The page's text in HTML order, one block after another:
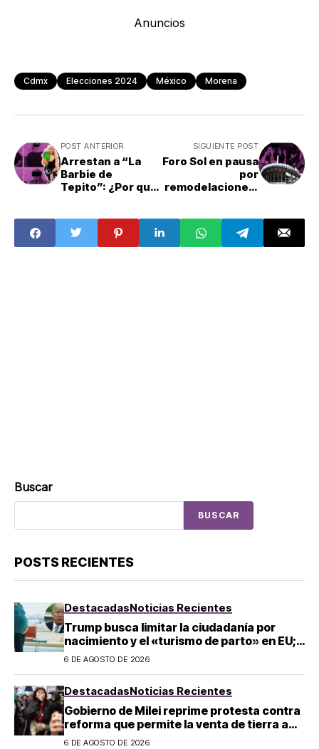
Anuncios
Cdmx Elecciones 2024 México Morena
POST ANTERIOR
Arrestan a “La
Barbie de
Tepito”: ¿Por qué
SIGUIENTE POST
Foro Sol en pausa
por
remodelaciones:
transaladarán los
conciertos
Buscar
BUSCAR
POSTS RECIENTES
DestacadasNoticias Recientes
Trump busca limitar la ciudadanía por
nacimiento y el «turismo de parto» en EU;
¿a quién afecta?
6 DE AGOSTO DE 2026
DestacadasNoticias Recientes
Gobierno de Milei reprime protesta contra
reforma que permite la venta de tierra a
extranjeros en Argentina
6 DE AGOSTO DE 2026